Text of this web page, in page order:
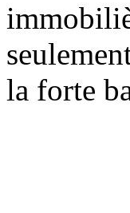
la forte